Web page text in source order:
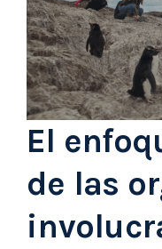
El
de las